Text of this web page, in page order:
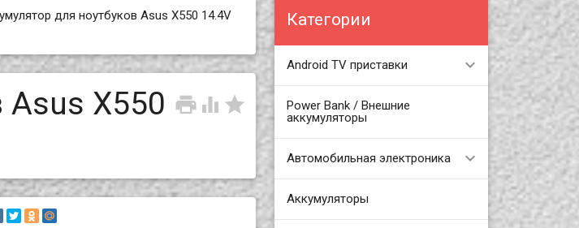
Категории
Android TV приставки
Power Bank / Внешние
аккумуляторы
Автомобильная электроника
Аккумуляторы
для ноутбуков Asus X550 14.4V
  
Asus X550